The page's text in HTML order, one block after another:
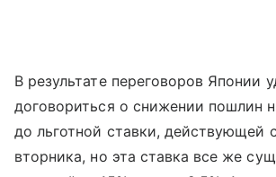
В результате переговоров Японии
договориться о снижении пошлин
до льготной ставки, действующей
вторника, но эта ставка все же